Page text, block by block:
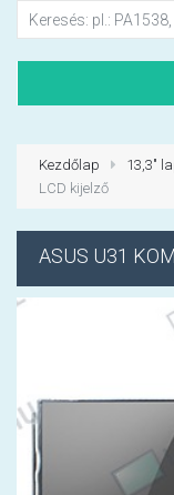
Kezdőlap 13,3"
LCD kijelző
ASUS U31